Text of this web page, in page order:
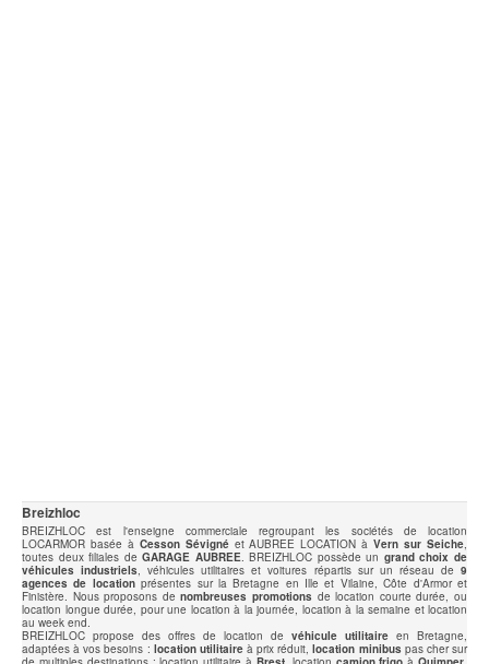
Breizhloc
BREIZHLOC est l'enseigne commerciale regroupant les sociétés de location
LOCARMOR basée à Cesson Sévignéet AUBREE LOCATION àVern sur Seiche,
toutes deux filiales deGARAGE AUBREE. BREIZHLOC possède un grand choix de
véhicules industriels, véhicules utilitaires et voitures répartis sur un réseau de9
agences de locationprésentes sur la Bretagne en Ille et Vilaine, Côte d'Armor et
Finistère. Nous proposons denombreuses promotions de location courte durée, ou
location longue durée, pour une location à la journée, location à la semaine et location
au week end.
BREIZHLOC propose des offres de location de véhicule utilitaire en Bretagne,
adaptées à vos besoins : location utilitaireà prix réduit,location minibus pas cher sur